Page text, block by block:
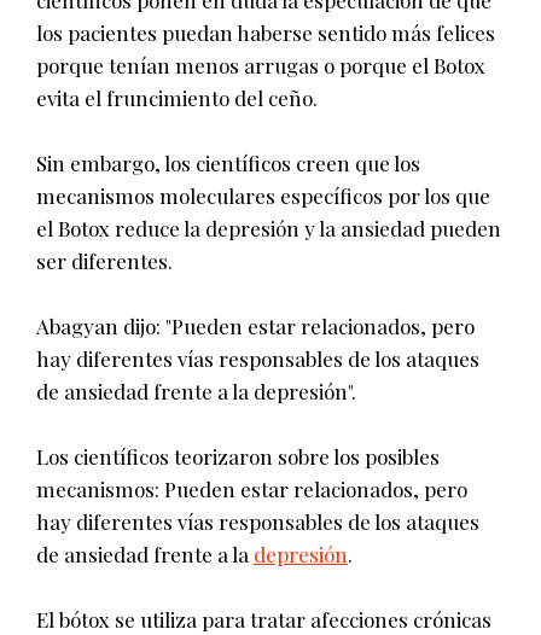
los pacientes puedan haberse sentido más felices
porque tenían menos arrugas o porque el Botox
evita el fruncimiento del ceño.
Sin embargo, los científicos creen que los
mecanismos moleculares específicos por los que
el Botox reduce la depresión y la ansiedad pueden
ser diferentes.
Abagyan dijo: "Pueden estar relacionados, pero
hay diferentes vías responsables de los ataques
de ansiedad frente a la depresión".
Los científicos teorizaron sobre los posibles
mecanismos: Pueden estar relacionados, pero
hay diferentes vías responsables de los ataques
de ansiedad frente a la depresión.
El bótox se utiliza para tratar afecciones crónicas